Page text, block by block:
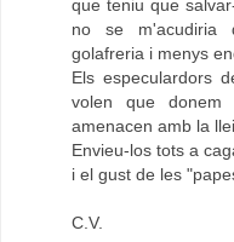
que teniu que
no se m'acudiria
golafreria i menys
Els especulardors
volen que
amenacen amb la
Envieu-los tots a
i el gust de les
C.V.